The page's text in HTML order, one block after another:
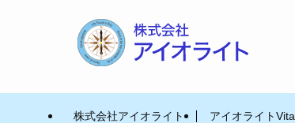
株式会社アイオライト アイオライトVita